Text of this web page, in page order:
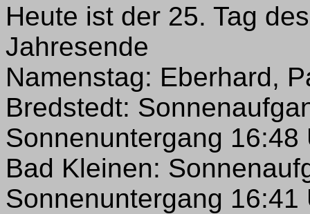
Heute ist der 25. Tag
Jahresende
Namenstag: Eberhard,
Bredstedt:
Sonnenuntergang 16:48
Bad Kleinen:
Sonnenuntergang 16:41